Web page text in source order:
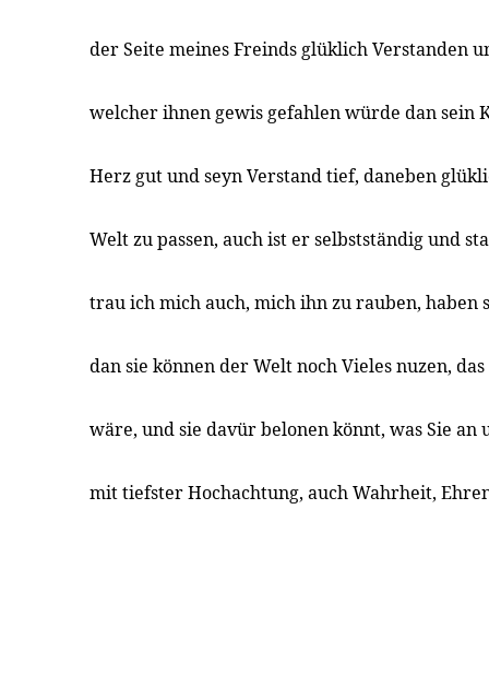
der Seite meines Freinds glüklich Verstanden
welcher ihnen gewis gefahlen würde dan sein
Herz gut und seyn Verstand tief, daneben
Welt zu passen, auch ist er selbstständig und
trau ich mich auch, mich ihn zu rauben, haben
dan sie können der Welt noch Vieles nuzen,
wäre, und sie davür belonen könnt, was Sie an
mit tiefster Hochachtung, auch Wahrheit,